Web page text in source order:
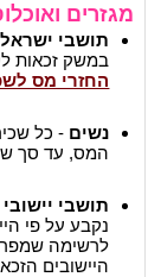
מגזרים
תושבי ישראל
במשק זכאות לקבלת 2.25 נקודות
החזרי מס
נשים - כל
המס, עד סך של 2.75 נקודות
תושבי
נקבע על פי
לרשימה
היישובים